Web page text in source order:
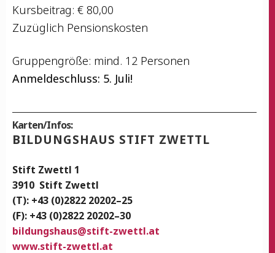
Kurs­bei­trag: € 80,00
Zuzüg­lich Pensionskosten
Grup­pen­grö­ße: mind. 12 Personen
Anmel­de­schluss: 5. Juli!
Karten/Infos:
BIL­DUNGS­HAUS STIFT ZWETTL
Stift Zwettl 1
3910 Stift Zwettl
(T): +43 (0)2822 20202–25
(F): +43 (0)2822 20202–30
bildungshaus@stift-zwettl.at
www.stift-zwettl.at